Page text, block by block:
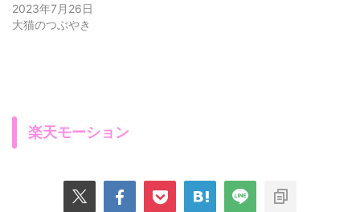
2023年7月26日
大猫のつぶやき
楽天モーション